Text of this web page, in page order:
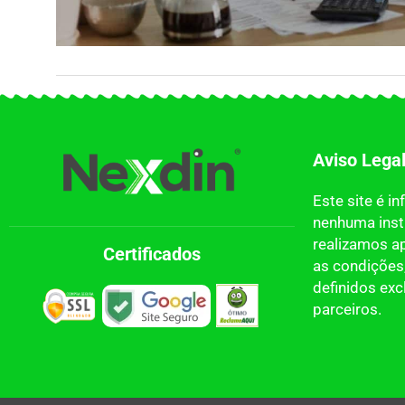
Certificados
Aviso Legal
Este site é
nenhuma
realizamos
as
definidos
parceiros.